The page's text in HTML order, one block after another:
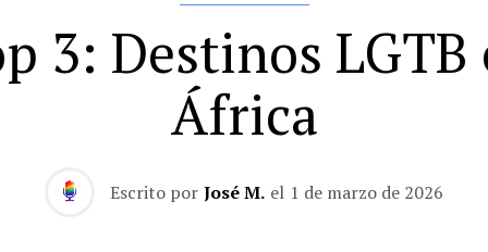
3: Destinos LGTB
África
Escrito por José M. el 1 de marzo de 2026